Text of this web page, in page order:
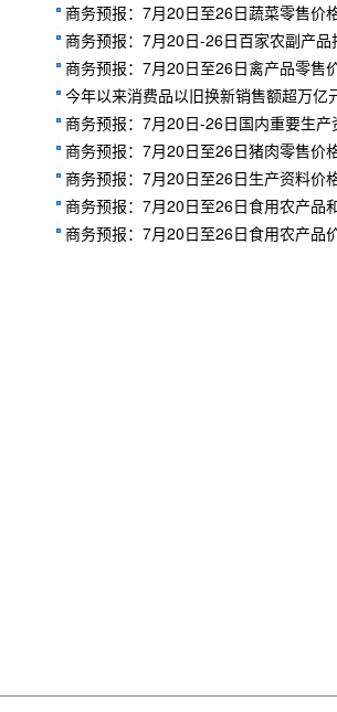
商务预报：7月20日至26日蔬菜零售价
商务预报：7月20日至26日禽产品零售
今年以来消费品以旧换新销售额超万亿
商务预报：7月20日-26日国内重要生产
商务预报：7月20日至26日猪肉零售价
商务预报：7月20日至26日生产资料价
商务预报：7月20日至26日食用农产品